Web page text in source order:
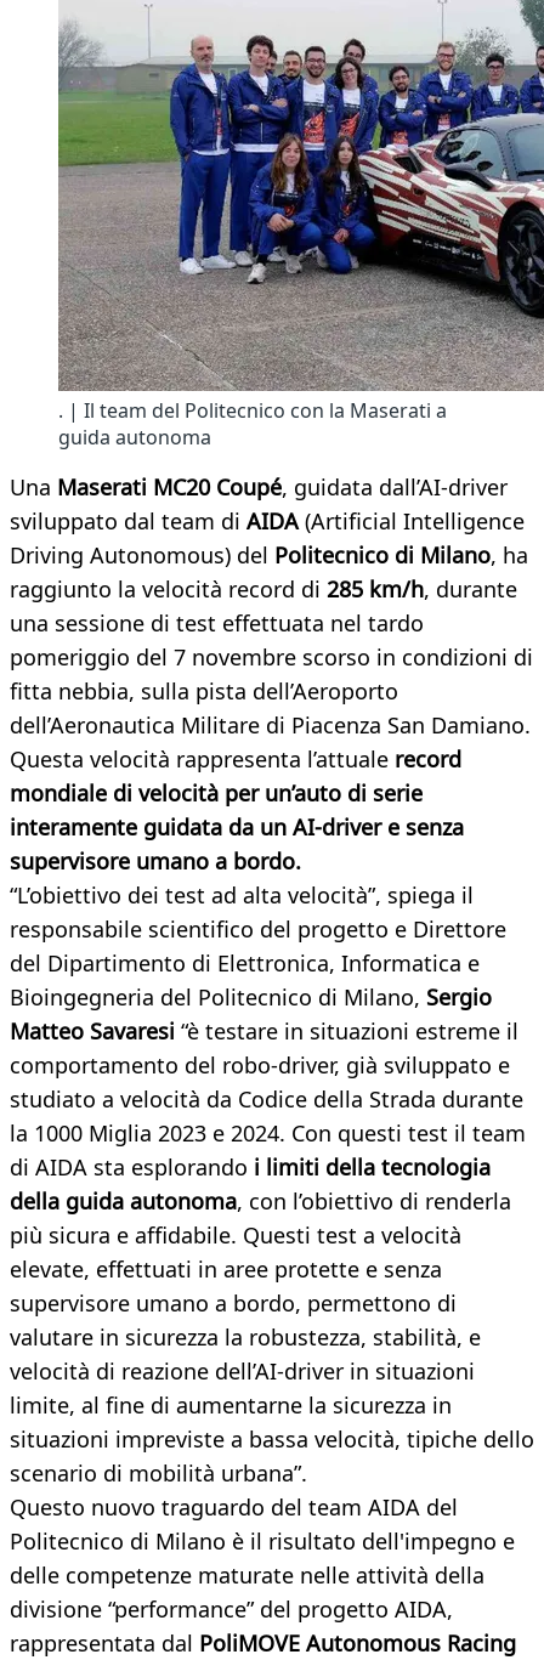
. | Il team del Politecnico con la Maserati a
guida autonoma
Una Maserati MC20 Coupé, guidata dall’AI-driver
sviluppato dal team di AIDA(Artificial Intelligence
Driving Autonomous) del Politecnico di Milano, ha
raggiunto la velocità record di 285 km/h, durante
una sessione di test effettuata nel tardo
pomeriggio del 7 novembre scorso in condizioni di
fitta nebbia, sulla pista dell’Aeroporto
dell’Aeronautica Militare di Piacenza San Damiano.
Questa velocità rappresenta l’attuale record
mondiale di velocità per un’auto di serie
interamente guidata da un AI-driver e senza
supervisore umano a bordo.
“L’obiettivo dei test ad alta velocità”, spiega il
responsabile scientifico del progetto e Direttore
del Dipartimento di Elettronica, Informatica e
Bioingegneria del Politecnico di Milano, Sergio
Matteo Savaresi “è testare in situazioni estreme il
comportamento del robo-driver, già sviluppato e
studiato a velocità da Codice della Strada durante
la 1000 Miglia 2023 e 2024. Con questi test il team
di AIDA sta esplorando i limiti della tecnologia
della guida autonoma, con l’obiettivo di renderla
più sicura e affidabile. Questi test a velocità
elevate, effettuati in aree protette e senza
supervisore umano a bordo, permettono di
valutare in sicurezza la robustezza, stabilità, e
velocità di reazione dell’AI-driver in situazioni
limite, al fine di aumentarne la sicurezza in
situazioni impreviste a bassa velocità, tipiche dello
scenario di mobilità urbana”.
Questo nuovo traguardo del team AIDA del
Politecnico di Milano è il risultato dell'impegno e
delle competenze maturate nelle attività della
divisione “performance” del progetto AIDA,
rappresentata dal PoliMOVE Autonomous Racing